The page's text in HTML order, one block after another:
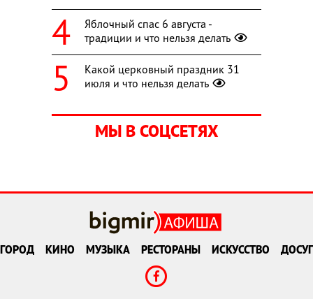
Яблочный спас 6 августа -
традиции и что нельзя делать
Какой церковный праздник 31
июля и что нельзя делать
МЫ В СОЦСЕТЯХ
ГОРОД КИНО МУЗЫКА РЕСТОРАНЫ ИСКУССТВО ДОСУГ